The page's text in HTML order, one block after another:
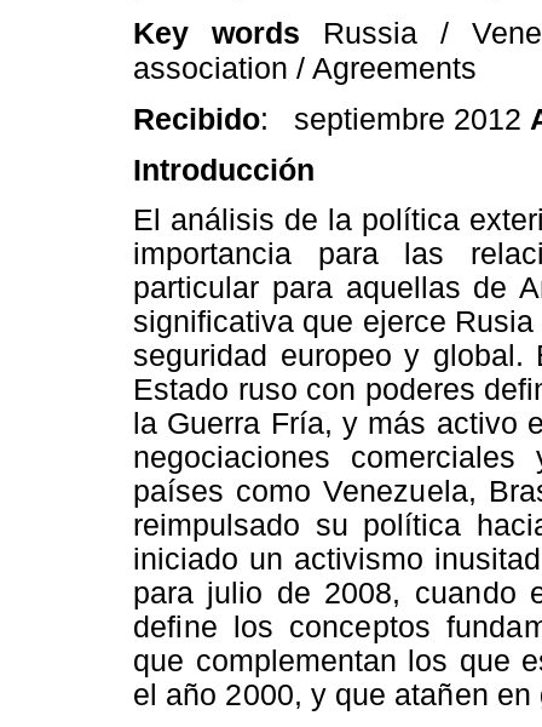
Key words Russia /
association / Agreements
Recibido: septiembre 2012
Introducción
El análisis de la política
importancia para las
particular para aquellas de
significativa que ejerce
seguridad europeo y
Estado ruso con poderes
la Guerra Fría, y más activo
negociaciones
países como Venezuela,
reimpulsado su política
iniciado un activismo
para julio de 2008, cuando
define los conceptos
que complementan los que
el año 2000, y que atañen